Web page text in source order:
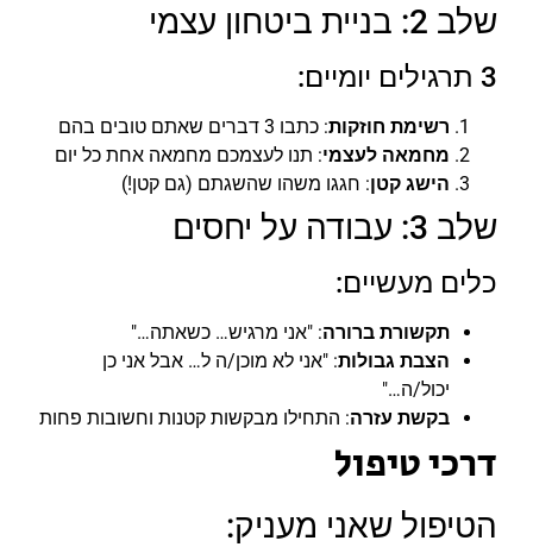
שלב 2: בניית ביטחון עצמי
3 תרגילים יומיים:
רשימת חוזקות: כתבו 3 דברים שאתם טובים בהם
מחמאה לעצמי: תנו לעצמכם מחמאה אחת כל יום
הישג קטן: חגגו משהו שהשגתם (גם קטן!)
שלב 3: עבודה על יחסים
כלים מעשיים:
תקשורת ברורה: "אני מרגיש… כשאתה…"
הצבת גבולות: "אני לא מוכן/ה ל… אבל אני כן
יכול/ה…"
בקשת עזרה: התחילו מבקשות קטנות וחשובות פחות
דרכי טיפול
הטיפול שאני מעניק: